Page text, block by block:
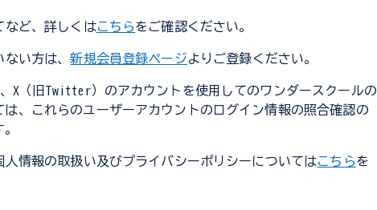
ど、詳しくはこちらをご確認ください。
ない方は、新規会員登録ページよりご登録ください。
X（旧Twitter）のアカウントを使用してのワンダースクールの
は、これらのユーザーアカウントのログイン情報の照合確認の
情報の取扱い及びプライバシーポリシーについてはこちらを